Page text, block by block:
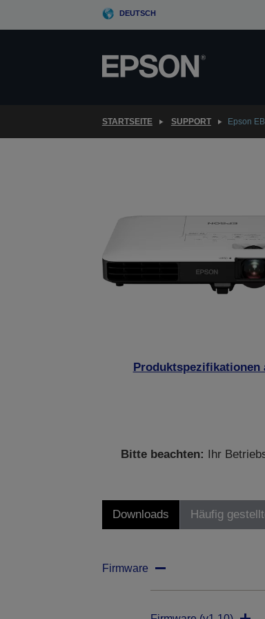
DEUTSCH
STARTSEITE SUPPORT Epson
Produktspezifikationen
Bitte beachten:
Ihr
Downloads Häufig
Firmware